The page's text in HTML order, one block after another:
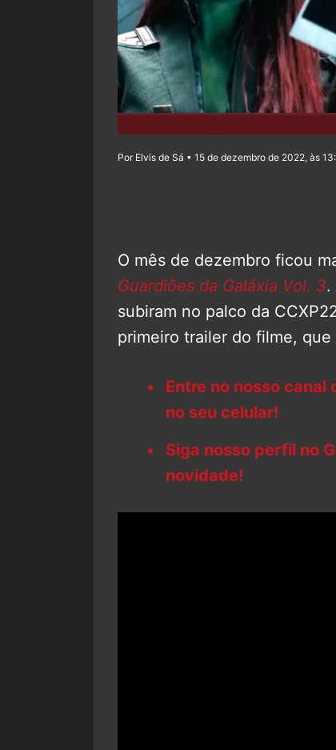
Por Elvis de Sá • 15 de dezembro de 2022, às
O mês de dezembro ficou
Guardiões da Galáxia Vol. 3.
subiram no palco da
primeiro trailer do filme,
Entre no nosso
no seu celular!
Siga nosso perfil no
novidade!